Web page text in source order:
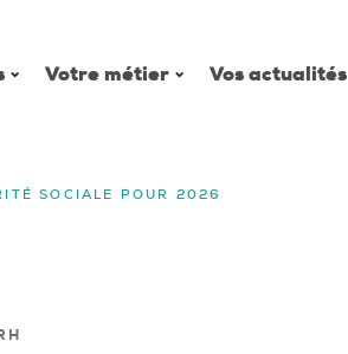
Votre métier Vos actualités
SOCIALE POUR 2026